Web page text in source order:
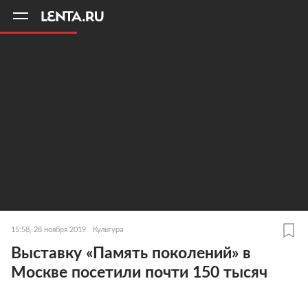
15:58, 28 ноября 2019 Культура
Выставку «Память поколений» в
Москве посетили почти 150 тысяч